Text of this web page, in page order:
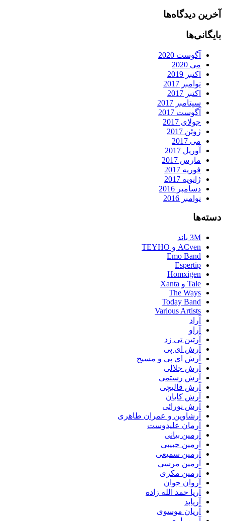
آخرین دیدگاه‌ها
بایگانی‌ها
آگوست 2020
می 2020
اکتبر 2019
نوامبر 2017
اکتبر 2017
سپتامبر 2017
آگوست 2017
جولای 2017
ژوئن 2017
می 2017
آوریل 2017
مارس 2017
فوریه 2017
ژانویه 2017
دسامبر 2016
نوامبر 2016
دسته‌ها
3M باند
ACven و TEYHO
Emo Band
Espertip
Homxigen
Tale و Xanta
The Ways
Today Band
Various Artists
آراد
آراو
آرتین تی زد
آرش ای پی
آرش ای پی و مسیح
آرش جلالی
آرش رستمی
آرش قالیچی
آرش کایان
آرش نورائی
آرشاوین و عمران طاهری
آرمان علیدوست
آرمین بیانی
آرمین حبیبی
آرمین سمیعی
آرمین مرسی
آرمین مکری
آروان جوان
آریا حمد الله زاده
آریابد
آریان موسوی